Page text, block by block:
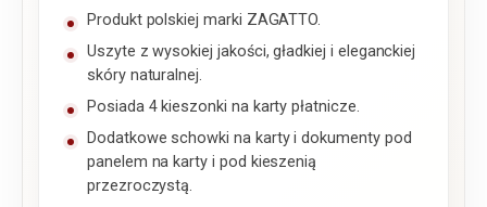
Produkt polskiej marki ZAGATTO.
Uszyte z wysokiej jakości, gładkiej i eleganckiej
skóry naturalnej.
Posiada 4 kieszonki na karty płatnicze.
Dodatkowe schowki na karty i dokumenty pod
panelem na karty i pod kieszenią
przezroczystą.